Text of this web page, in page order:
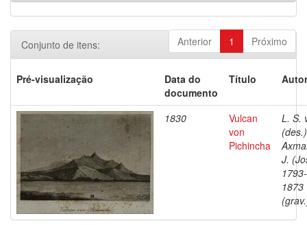
Anterior 1 Próximo
Conjunto de itens:
Pré-visualização
Data do
documento
Título
1830
Vulcan
von
Pichincha
L. S.
J.
1793-
1873